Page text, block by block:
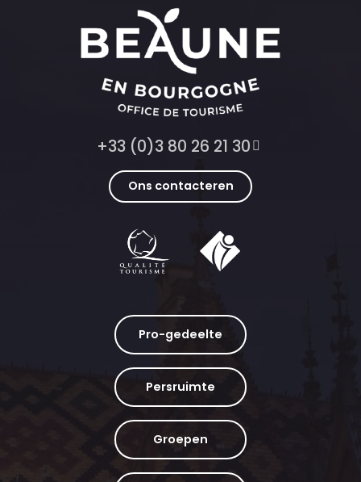
+33 (0)3 80 26 21 30
Ons contacteren
Pro-gedeelte
Persruimte
Groepen